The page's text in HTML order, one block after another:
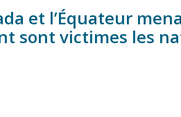
et l’Équateur
sont victimes les